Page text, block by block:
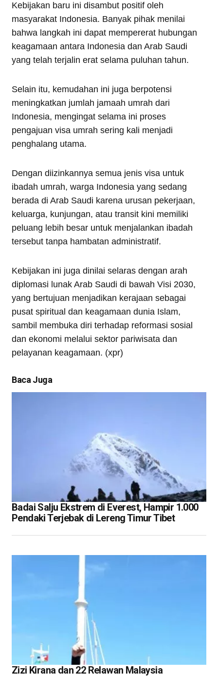
Kebijakan baru ini disambut positif oleh
masyarakat Indonesia. Banyak pihak menilai
bahwa langkah ini dapat mempererat hubungan
keagamaan antara Indonesia dan Arab Saudi
yang telah terjalin erat selama puluhan tahun.
Selain itu, kemudahan ini juga berpotensi
meningkatkan jumlah jamaah umrah dari
Indonesia, mengingat selama ini proses
pengajuan visa umrah sering kali menjadi
penghalang utama.
Dengan diizinkannya semua jenis visa untuk
ibadah umrah, warga Indonesia yang sedang
berada di Arab Saudi karena urusan pekerjaan,
keluarga, kunjungan, atau transit kini memiliki
peluang lebih besar untuk menjalankan ibadah
tersebut tanpa hambatan administratif.
Kebijakan ini juga dinilai selaras dengan arah
diplomasi lunak Arab Saudi di bawah Visi 2030,
yang bertujuan menjadikan kerajaan sebagai
pusat spiritual dan keagamaan dunia Islam,
sambil membuka diri terhadap reformasi sosial
dan ekonomi melalui sektor pariwisata dan
pelayanan keagamaan. (xpr)
Baca Juga
Badai Salju Ekstrem di Everest, Hampir 1.000
Pendaki Terjebak di Lereng Timur Tibet
Zizi Kirana dan 22 Relawan Malaysia